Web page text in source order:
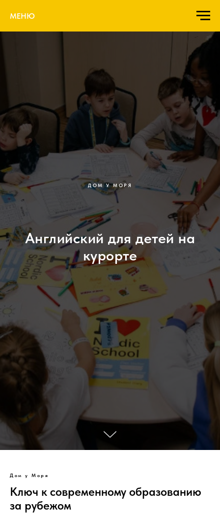
МЕНЮ
ДОМ У МОРЯ
Английский для детей на
курорте
Дом у Моря
Ключ к современному образованию
за рубежом